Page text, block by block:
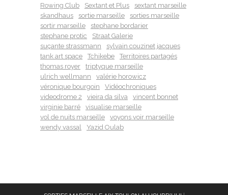
Rowing Club
Sextant et Plus
sextant marseille
skandhaus
sortie marseille
sorties marseille
sortir marseille
stephane bordarier
stephane protic
Straat Galerie
suçante strassmann
sylvain couzinet jacques
tank art space
Tchikebe
Territoires partagés
thomas royer
triptyque marseille
ulrich wellmann
valérie horowicz
véronique bourgoin
Vidéochroniques
videodrome 2
vieira da silva
vincent bonnet
virginie barré
visualise marseille
vol de nuits marseille
voyons voir marseille
wendy vassal
Yazid Oulab